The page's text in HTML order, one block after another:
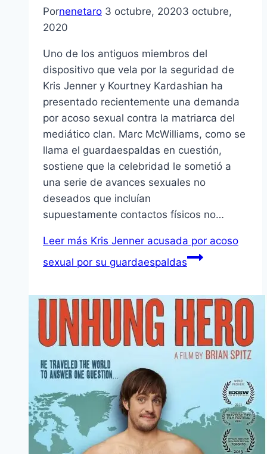
Pornenetaro 3 octubre, 20203 octubre,
2020
Uno de los antiguos miembros del
dispositivo que vela por la seguridad de
Kris Jenner y Kourtney Kardashian ha
presentado recientemente una demanda
por acoso sexual contra la matriarca del
mediático clan. Marc McWilliams, como se
llama el guardaespaldas en cuestión,
sostiene que la celebridad le sometió a
una serie de avances sexuales no
deseados que incluían
supuestamente contactos físicos no…
Leer más Kris Jenner acusada por acoso
sexual por su guardaespaldas